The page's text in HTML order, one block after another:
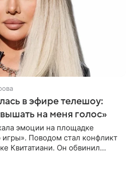
в эфире телешоу:
на меня голос»
эмоции на площадке
Поводом стал конфликт
Квитатиани. Он обвинил